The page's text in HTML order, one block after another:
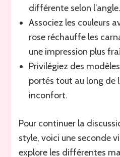
différente selon l’angle.
Associez les couleurs
rose réchauffe les
une impression plus
Privilégiez des
portés tout au long de
inconfort.
Pour continuer la
style, voici une seconde
explore les différentes